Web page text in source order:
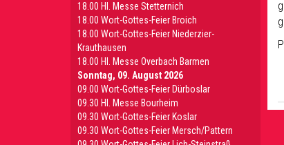
18.00 Hl. Messe Stetternich
18.00 Wort-Gottes-Feier Broich
18.00 Wort-Gottes-Feier Niederzier-
Krauthausen
18.00 Hl. Messe Overbach Barmen
Sonntag, 09. August 2026
09.00 Wort-Gottes-Feier Dürboslar
09.30 HI. Messe Bourheim
09.30 Wort-Gottes-Feier Koslar
09.30 Wort-Gottes-Feier Mersch/Pattern